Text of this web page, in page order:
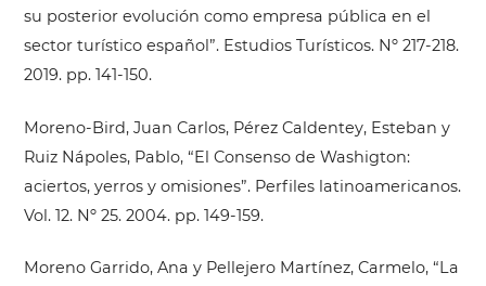
su posterior evolución como empresa pública en el
sector turístico español”. Estudios Turísticos. Nº 217-218.
2019. pp. 141-150.
Moreno-Bird, Juan Carlos, Pérez Caldentey, Esteban y
Ruiz Nápoles, Pablo, “El Consenso de Washigton:
aciertos, yerros y omisiones”. Perfiles latinoamericanos.
Vol. 12. Nº 25. 2004. pp. 149-159.
Moreno Garrido, Ana y Pellejero Martínez, Carmelo, “La